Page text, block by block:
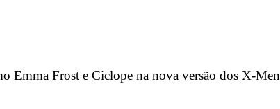
Emma Frost e Ciclope na nova versão dos X-Men